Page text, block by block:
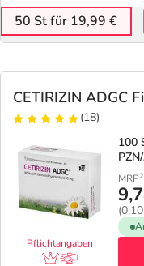
50 St für 19,99 €
CETIRIZIN ADGC
(18)
Pflichtangaben
100
MRP2